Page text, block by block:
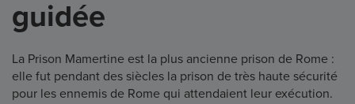
guidée
La Prison Mamertine est la plus ancienne prison de Rome :
elle fut pendant des siècles la prison de très haute sécurité
pour les ennemis de Rome qui attendaient leur exécution.